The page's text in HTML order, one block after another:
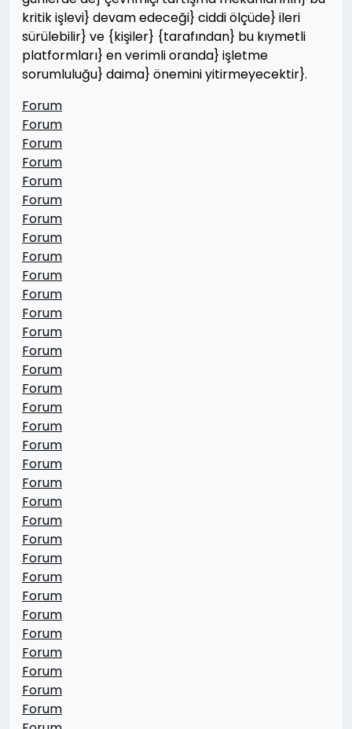
kritik işlevi} devam edeceği} ciddi ölçüde} ileri
sürülebilir} ve {kişiler} {tarafından} bu kıymetli
platformları} en verimli oranda} işletme
sorumluluğu} daima} önemini yitirmeyecektir}.
Forum
Forum
Forum
Forum
Forum
Forum
Forum
Forum
Forum
Forum
Forum
Forum
Forum
Forum
Forum
Forum
Forum
Forum
Forum
Forum
Forum
Forum
Forum
Forum
Forum
Forum
Forum
Forum
Forum
Forum
Forum
Forum
Forum